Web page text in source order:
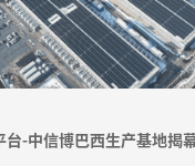
-中信博巴西生产基地揭